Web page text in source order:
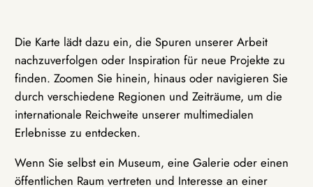
Die Karte lädt dazu ein, die Spuren unserer Arbeit
nachzuverfolgen oder Inspiration für neue Projekte zu
finden. Zoomen Sie hinein, hinaus oder navigieren Sie
durch verschiedene Regionen und Zeiträume, um die
internationale Reichweite unserer multimedialen
Erlebnisse zu entdecken.
Wenn Sie selbst ein Museum, eine Galerie oder einen
öffentlichen Raum vertreten und Interesse an einer